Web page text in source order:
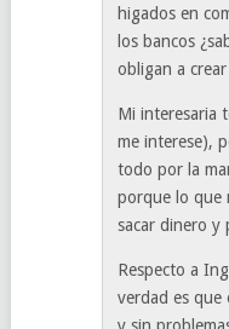
higados en
los bancos
obligan a
Mi interesaria
me interese),
todo por la
porque lo que
sacar dinero y
Respecto a
verdad es que